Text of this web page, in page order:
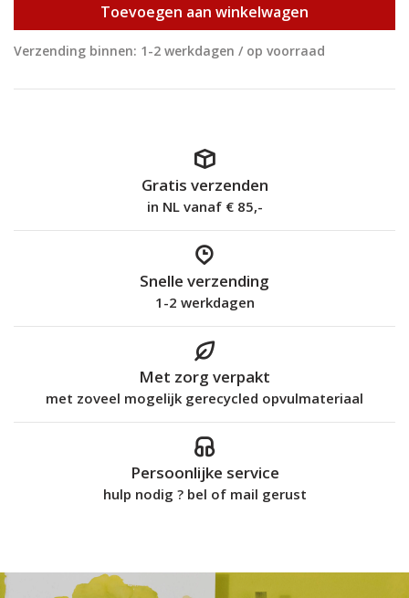
Toevoegen aan winkelwagen
Verzending binnen: 1-2 werkdagen / op voorraad
Gratis verzenden
in NL vanaf € 85,-
Snelle verzending
1-2 werkdagen
Met zorg verpakt
met zoveel mogelijk gerecycled opvulmateriaal
Persoonlijke service
hulp nodig ? bel of mail gerust